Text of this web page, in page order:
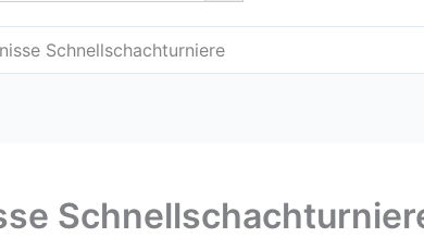
Schnellschachturniere